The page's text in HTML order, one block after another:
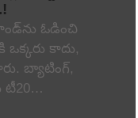
ఓడించి
కాదు,
బ్యాటింగ్,
టీ20…